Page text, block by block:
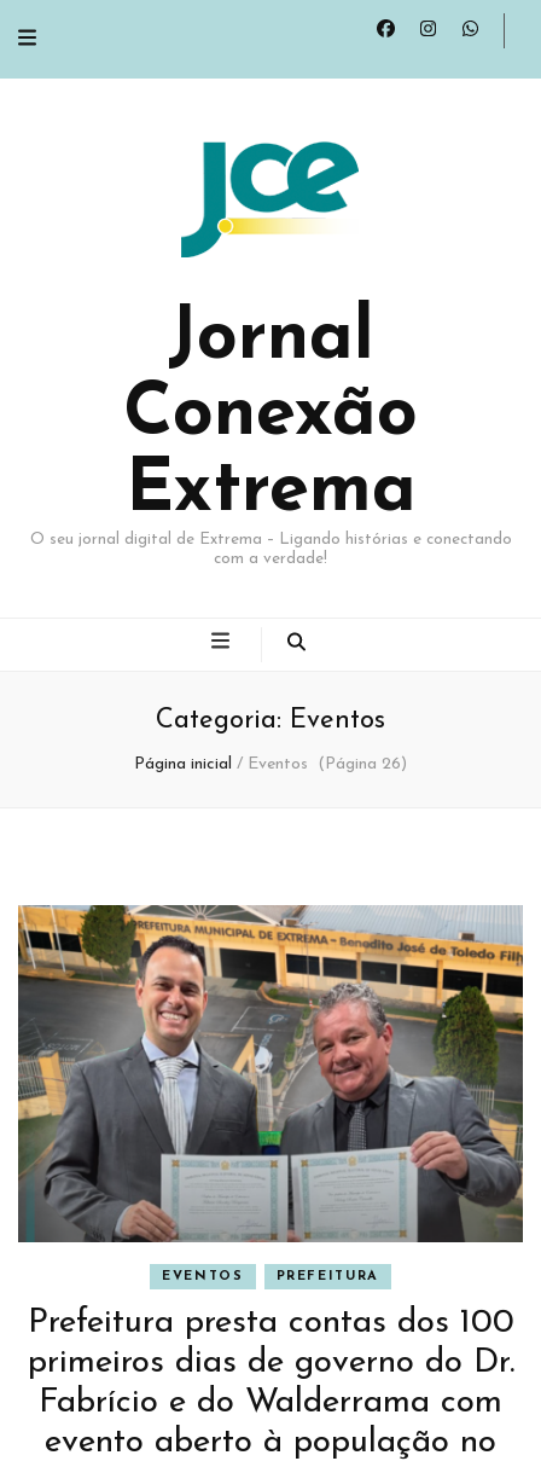
Jornal
Conexão
Extrema
O seu jornal digital de Extrema – Ligando histórias e conectando
com a verdade!
Categoria: Eventos
Página inicial / Eventos (Página 26)
EVENTOS PREFEITURA
Prefeitura presta contas dos 100
primeiros dias de governo do Dr.
Fabrício e do Walderrama com
evento aberto à população no